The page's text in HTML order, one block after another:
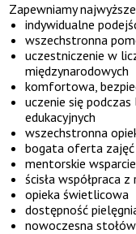
Zapewniamy
indywidualne
wszechstronna
uczestniczenie w
międzynarodowych
komfortowa,
uczenie się
edukacyjnych
wszechstronna
bogata oferta
mentorskie
ścisła współpraca
opieka świetlicowa
dostępność
nowoczesna